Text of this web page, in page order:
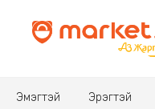
Эмэгтэй Эрэгтэй